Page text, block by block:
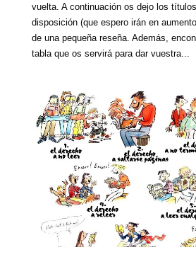
vuelta. A continuación os dejo los
disposición (que espero irán en
de una pequeña reseña. Además,
tabla que os servirá para dar vuestra...